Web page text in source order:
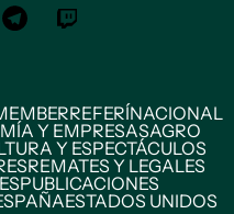
REFERÍNACIONAL
Y EMPRESASAGRO
Y ESPECTÁCULOS
REMATES Y LEGALES
PUBLICACIONES
ESTADOS UNIDOS